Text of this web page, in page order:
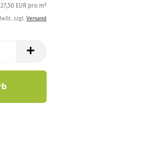
27,50 EUR pro m²
zzgl. Versand